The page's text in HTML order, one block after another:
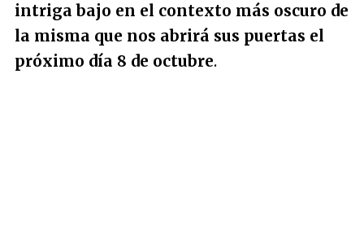
intriga bajo en el contexto más oscuro de
la misma que nos abrirá sus puertas el
próximo día 8 de octubre.